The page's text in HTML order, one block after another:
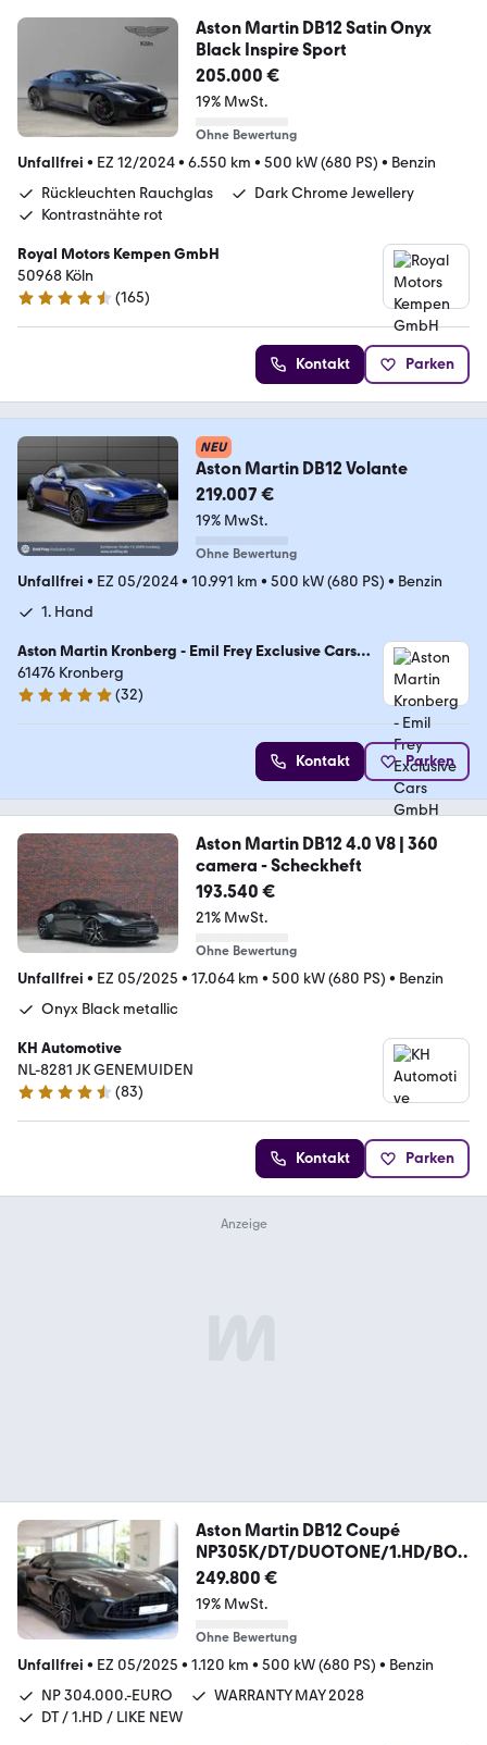
Aston Martin DB12 Satin Onyx
Black Inspire Sport
205.000 €
19% MwSt.
Ohne Bewertung
Unfallfrei • EZ 12/2024• 6.550 km • 500 kW (680 PS) • Benzin
Rückleuchten Rauchglas
Dark Chrome Jewellery
Kontrastnähte rot
Royal Motors Kempen GmbH
50968 Köln
4.5 Sterne
(165)
Kontakt Parken
NEU
Aston Martin DB12 Volante
219.007 €
19% MwSt.
Ohne Bewertung
Unfallfrei • EZ 05/2024• 10.991 km • 500 kW (680 PS) • Benzin
1. Hand
Aston Martin Kronberg - Emil Frey Exclusive Cars
GmbH
61476 Kronberg
5 Sterne
(32)
Kontakt Parken
Aston Martin DB12 4.0 V8 | 360
camera - Scheckheft
193.540 €
21% MwSt.
Ohne Bewertung
Unfallfrei • EZ 05/2025 • 17.064 km • 500 kW (680 PS) • Benzin
Onyx Black metallic
KH Automotive
NL-8281 JK GENEMUIDEN
4.7 Sterne
(83)
Kontakt Parken
Aston Martin DB12 Coupé
NP305K/DT/DUOTONE/1.HD/BO
WERS&WILKIN
249.800 €
19% MwSt.
Ohne Bewertung
Unfallfrei • EZ 05/2025 • 1.120 km • 500 kW (680 PS) • Benzin
NP 304.000.-EURO
WARRANTY MAY 2028
DT / 1.HD / LIKE NEW